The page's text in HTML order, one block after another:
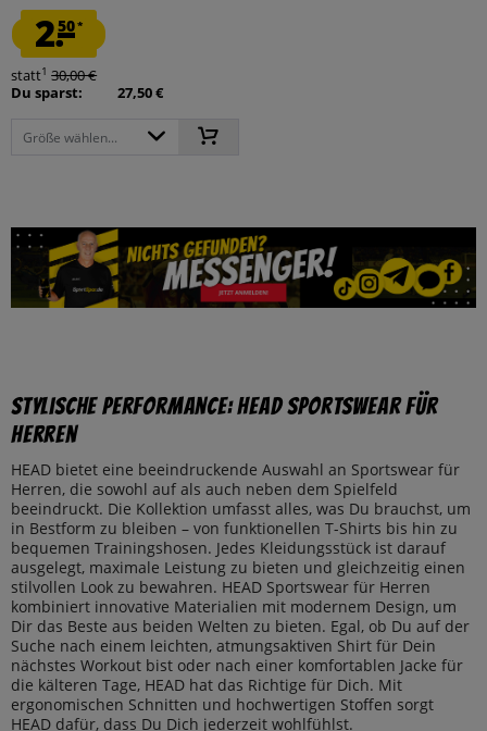
2.50*
statt1 30,00 €
Du sparst:
27,50 €
Größe wählen...
Stylische Performance: HEAD Sportswear für
Herren
HEAD bietet eine beeindruckende Auswahl an Sportswear für
Herren, die sowohl auf als auch neben dem Spielfeld
beeindruckt. Die Kollektion umfasst alles, was Du brauchst, um
in Bestform zu bleiben – von funktionellen T-Shirts bis hin zu
bequemen Trainingshosen. Jedes Kleidungsstück ist darauf
ausgelegt, maximale Leistung zu bieten und gleichzeitig einen
stilvollen Look zu bewahren. HEAD Sportswear für Herren
kombiniert innovative Materialien mit modernem Design, um
Dir das Beste aus beiden Welten zu bieten. Egal, ob Du auf der
Suche nach einem leichten, atmungsaktiven Shirt für Dein
nächstes Workout bist oder nach einer komfortablen Jacke für
die kälteren Tage, HEAD hat das Richtige für Dich. Mit
ergonomischen Schnitten und hochwertigen Stoffen sorgt
HEAD dafür, dass Du Dich jederzeit wohlfühlst.